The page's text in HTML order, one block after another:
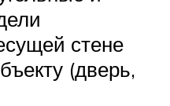
стене
(дверь,